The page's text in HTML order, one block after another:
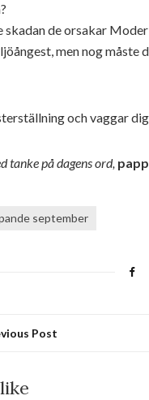
de orsakar Moder
men nog måste
och vaggar
tanke på dagens ord,
september
Post